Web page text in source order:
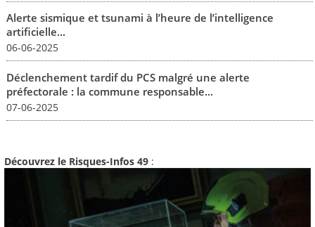
Alerte sismique et tsunami à l’heure de l’intelligence
artificielle...
06-06-2025
Déclenchement tardif du PCS malgré une alerte
préfectorale : la commune responsable...
07-06-2025
Découvrez le Risques-Infos 49 :